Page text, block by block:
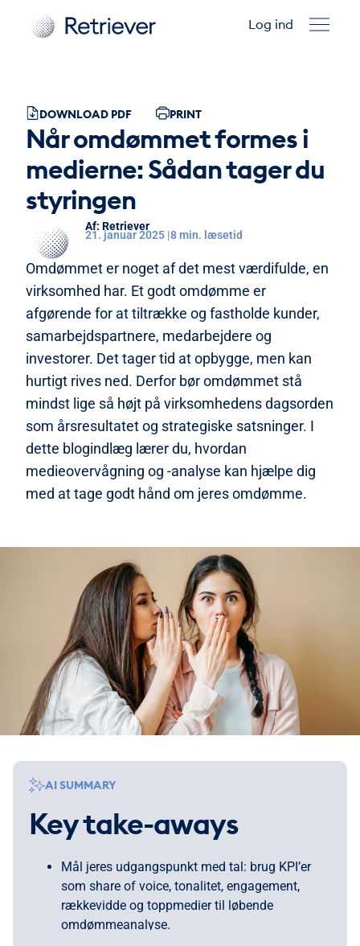
Log ind
DOWNLOAD PDF PRINT
Når omdømmet formes i
medierne: Sådan tager du
styringen
Retriever
21. januar 2025 |8 min. læsetid
Omdømmet er noget af det mest værdifulde, en
virksomhed har. Et godt omdømme er
afgørende for at tiltrække og fastholde kunder,
samarbejdspartnere, medarbejdere og
investorer. Det tager tid at opbygge, men kan
hurtigt rives ned. Derfor bør omdømmet stå
mindst lige så højt på virksomhedens dagsorden
som årsresultatet og strategiske satsninger. I
dette blogindlæg lærer du, hvordan
medieovervågning og -analyse kan hjælpe dig
med at tage godt hånd om jeres omdømme.
AI SUMMARY
Key take-aways
Mål jeres udgangspunkt med tal: brug KPI’er
som share of voice, tonalitet, engagement,
rækkevidde og toppmedier til løbende
omdømmeanalyse.